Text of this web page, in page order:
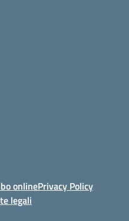
onlinePrivacy Policy
legali